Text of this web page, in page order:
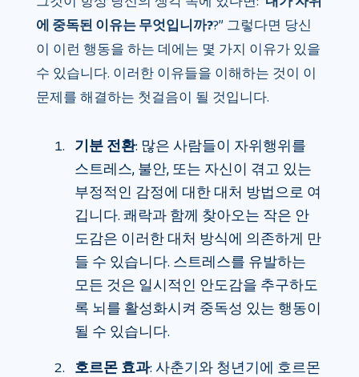
에 중독된 이유는 무엇입니까??” 그렇다면 당신
이 이런 행동을 하는 데에는 몇 가지 이유가 있을
수 있습니다. 이러한 이유들을 이해하는 것이 이
문제를 해결하는 첫걸음이 될 것입니다.
기분 전환: 많은 사람들이 자위행위를
스트레스, 불안, 또는 자신이 겪고 있는
부정적인 감정에 대한 대처 방법으로 여
깁니다. 쾌락과 함께 찾아오는 작은 안
도감은 이러한 대처 방식에 의존하게 만
들 수 있습니다. 스트레스를 유발하는
모든 것은 일시적인 안도감을 추구하도
록 뇌를 활성화시켜 중독성 있는 행동이
될 수 있습니다.
호르몬 효과: 사춘기와 청년기에 호르몬